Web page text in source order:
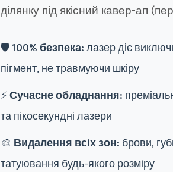
ділянку під якісний кавер-ап
🛡️ 100% безпека: лазер діє
пігмент, не травмуючи шкіру
⚡Сучасне обладнання:
та пікосекундні лазери
🎨 Видалення всіх зон: брови,
татуювання будь-якого розміру